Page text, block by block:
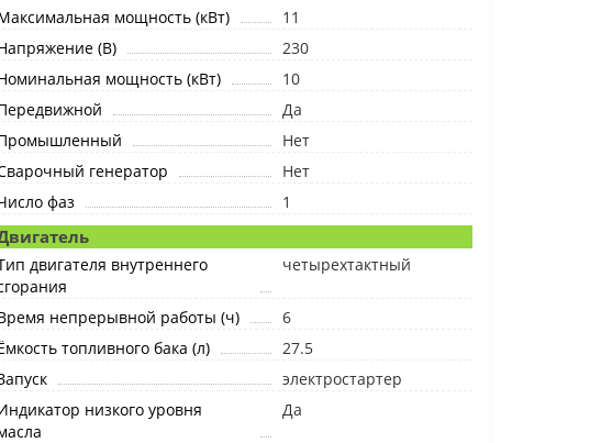
мощность (кВт)
11
(В)
230
мощность (кВт)
10
Да
Нет
генератор
Нет
фаз
1
двигателя внутреннего
четырехтактный
непрерывной работы (ч)
6
топливного бака (л)
27.5
электростартер
низкого уровня
Да